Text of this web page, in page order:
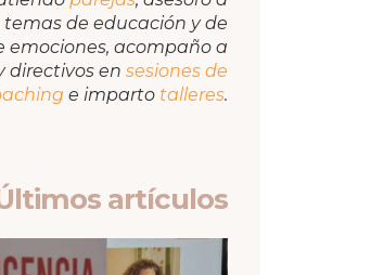
temas de educación y de
emociones, acompaño a
directivos en sesiones de
e imparto talleres.
artículos